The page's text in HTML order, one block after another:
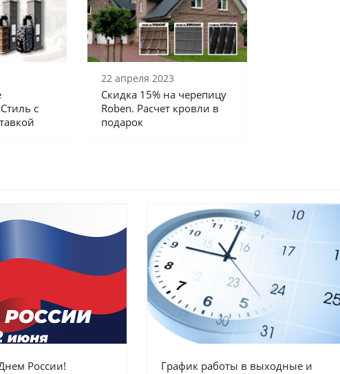
с
22 апреля 2023
Скидка 15% на черепицу
Roben. Расчет кровли в
подарок
России!
График работы в выходные и